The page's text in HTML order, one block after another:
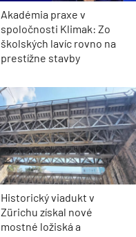
Akadémia praxe v
spoločnosti Klimak: Zo
školských lavíc rovno na
prestížne stavby
Historický viadukt v
Zürichu získal nové
mostné ložiská a